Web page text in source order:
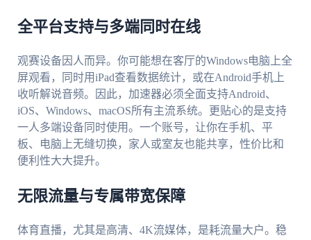
全平台支持与多端同时在线
观赛设备因人而异。你可能想在客厅的Windows电脑上全
屏观看，同时用iPad查看数据统计，或在Android手机上
收听解说音频。因此，加速器必须全面支持Android、
iOS、Windows、macOS所有主流系统。更贴心的是支持
一人多端设备同时使用。一个账号，让你在手机、平
板、电脑上无缝切换，家人或室友也能共享，性价比和
便利性大大提升。
无限流量与专属带宽保障
体育直播，尤其是高清、4K流媒体，是耗流量大户。稳